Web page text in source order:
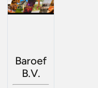
Baroef
B.V.